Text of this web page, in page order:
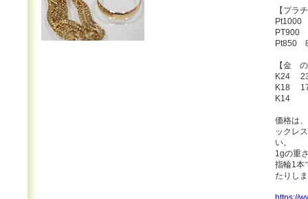
【プラ
Pt1000
PT900
Pt850
【金
K24
K18
K14
価格は
ックレ
い。
1gの重
指輪1本
たりし